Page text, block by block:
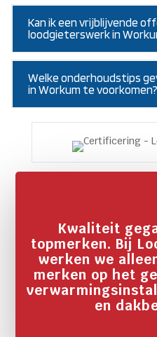
Kan ik een vrijblijvende
loodgieterswerk in
Welke onderhoudstips
in Workum te voorkomen?
Kwaliteit
topmerken. Bij
werken we
merken op het
en